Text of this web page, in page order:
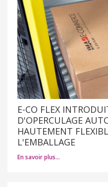
E-CO FLEX
D'OPERCULAGE
HAUTEMENT
L'EMBALLAGE
En savoir plus…